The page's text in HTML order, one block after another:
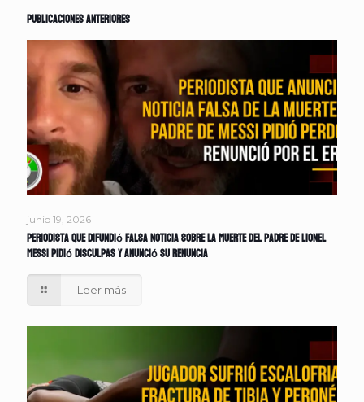
Publicaciones anteriores
junio 19, 2026
Periodista que difundió falsa noticia sobre la muerte del padre de Lionel
Messi pidió disculpas y anunció su renuncia
Leer más